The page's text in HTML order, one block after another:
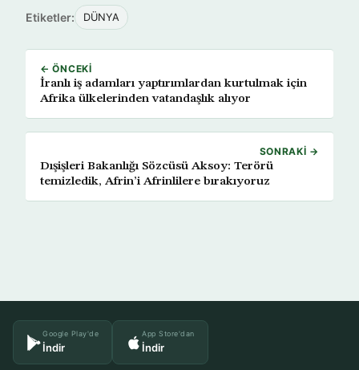
Etiketler: DÜNYA
← ÖNCEKI
İranlı iş adamları yaptırımlardan kurtulmak için
Afrika ülkelerinden vatandaşlık alıyor
SONRAKI →
Dışişleri Bakanlığı Sözcüsü Aksoy: Terörü
temizledik, Afrin’i Afrinlilere bırakıyoruz
Google Play'de
İndir
App Store'dan
İndir